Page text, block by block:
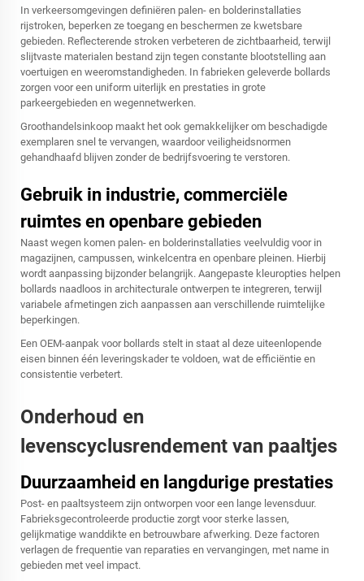
In verkeersomgevingen definiëren palen- en bolderinstallaties
rijstroken, beperken ze toegang en beschermen ze kwetsbare
gebieden. Reflecterende stroken verbeteren de zichtbaarheid, terwijl
slijtvaste materialen bestand zijn tegen constante blootstelling aan
voertuigen en weeromstandigheden. In fabrieken geleverde bollards
zorgen voor een uniform uiterlijk en prestaties in grote
parkeergebieden en wegennetwerken.
Groothandelsinkoop maakt het ook gemakkelijker om beschadigde
exemplaren snel te vervangen, waardoor veiligheidsnormen
gehandhaafd blijven zonder de bedrijfsvoering te verstoren.
Gebruik in industrie, commerciële
ruimtes en openbare gebieden
Naast wegen komen palen- en bolderinstallaties veelvuldig voor in
magazijnen, campussen, winkelcentra en openbare pleinen. Hierbij
wordt aanpassing bijzonder belangrijk. Aangepaste kleuropties helpen
bollards naadloos in architecturale ontwerpen te integreren, terwijl
variabele afmetingen zich aanpassen aan verschillende ruimtelijke
beperkingen.
Een OEM-aanpak voor bollards stelt in staat al deze uiteenlopende
eisen binnen één leveringskader te voldoen, wat de efficiëntie en
consistentie verbetert.
Onderhoud en
levenscyclusrendement van paaltjes
Duurzaamheid en langdurige prestaties
Post- en paaltsysteem zijn ontworpen voor een lange levensduur.
Fabrieksgecontroleerde productie zorgt voor sterke lassen,
gelijkmatige wanddikte en betrouwbare afwerking. Deze factoren
verlagen de frequentie van reparaties en vervangingen, met name in
gebieden met veel impact.